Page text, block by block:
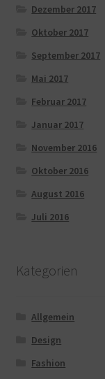
Dezember 2017
Oktober 2017
September 2017
Mai 2017
Februar 2017
Januar 2017
November 2016
Oktober 2016
August 2016
Juli 2016
Kategorien
Allgemein
Design
Fashion